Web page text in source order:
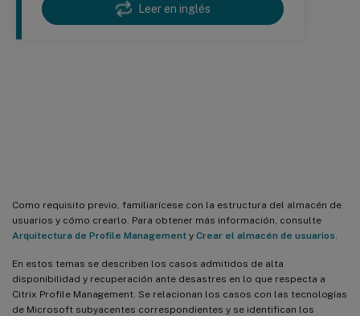
Leer en inglés
Como requisito previo, familiarícese con la estructura del almacén de
usuarios y cómo crearlo. Para obtener más información, consulte
Arquitectura de Profile Management y Crear el almacén de usuarios
En estos temas se describen los casos admitidos de alta
disponibilidad y recuperación ante desastres en lo que respecta a
Citrix Profile Management. Se relacionan los casos con las tecnologías
de Microsoft subyacentes correspondientes y se identifican los